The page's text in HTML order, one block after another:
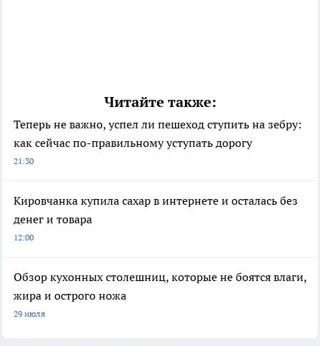
Читайте также:
Теперь не важно, успел ли пешеход ступить на зебру:
как сейчас по-правильному уступать дорогу
21:30
Кировчанка купила сахар в интернете и осталась без
денег и товара
12:00
Обзор кухонных столешниц, которые не боятся влаги,
жира и острого ножа
29 июля